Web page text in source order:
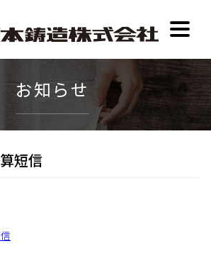
お知らせ
短信